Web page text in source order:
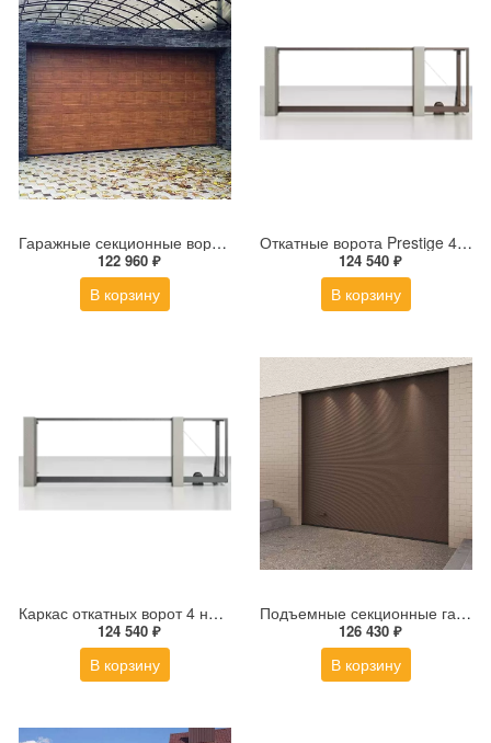
Гаражные секционные ворота под навес ALUTECH Trend 2625×2250 мм
122 960 ₽
В корзину
Откатные ворота Prestige 4 на 2 метра (основание для ворот без заполнения)
124 540 ₽
В корзину
Каркас откатных ворот 4 на 2 метра в комплекте с автоматикой Roteo
124 540 ₽
В корзину
Подъемные секционные гаражные ворота ALUTECH Trend 2750×2500 мм
126 430 ₽
В корзину